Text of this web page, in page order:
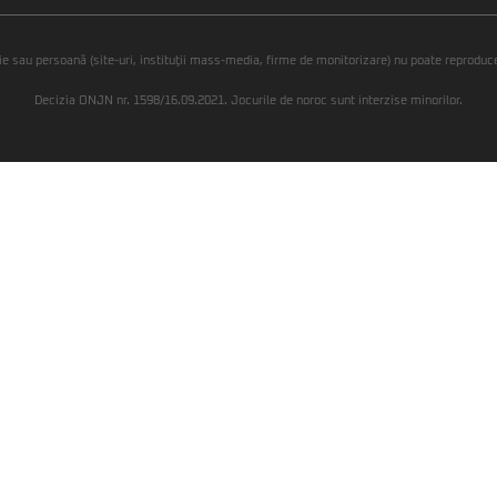
sau persoană (site-uri, instituţii mass-media, firme de monitorizare) nu poate
Decizia ONJN nr. 1598/16.09.2021. Jocurile de noroc sunt interzise minorilor.